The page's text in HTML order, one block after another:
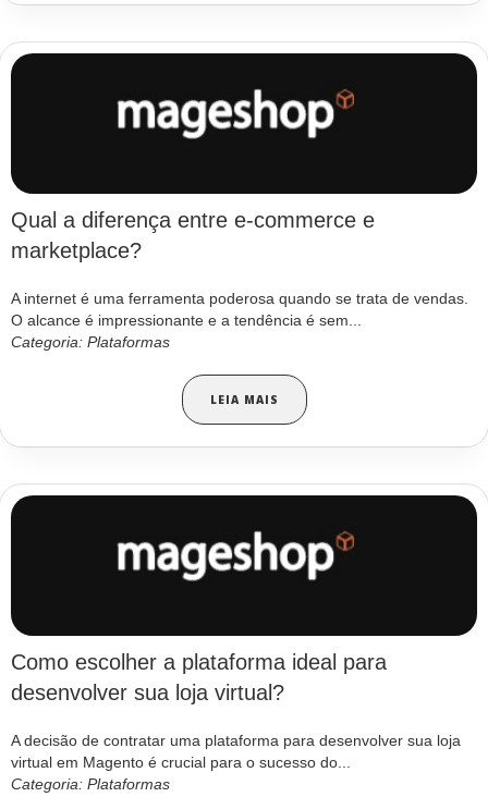
Qual a diferença entre e-commerce e
marketplace?
A internet é uma ferramenta poderosa quando se trata de vendas.
O alcance é impressionante e a tendência é sem...
Categoria: Plataformas
LEIA MAIS
Como escolher a plataforma ideal para
desenvolver sua loja virtual?
A decisão de contratar uma plataforma para desenvolver sua loja
virtual em Magento é crucial para o sucesso do...
Categoria: Plataformas